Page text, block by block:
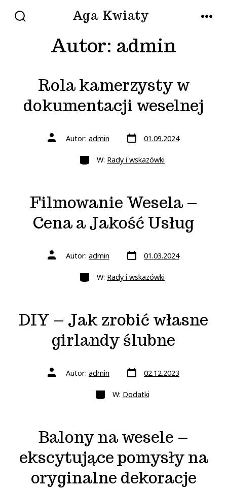
Przejdź
Aga Kwiaty
Autor: admin
Rola kamerzysty w
dokumentacji weselnej
Autor
wpisuAutor: admin Data
wpisu01.09.2024
Kategorie
W: Rady i wskazówki
Filmowanie Wesela –
Cena a Jakość Usług
Autor
wpisuAutor: admin Data
wpisu01.03.2024
Kategorie
W: Rady i wskazówki
DIY – Jak zrobić własne
girlandy ślubne
Autor
wpisuAutor: admin Data
wpisu02.12.2023
Kategorie
W: Dodatki
Balony na wesele –
ekscytujące pomysły na
oryginalne dekoracje